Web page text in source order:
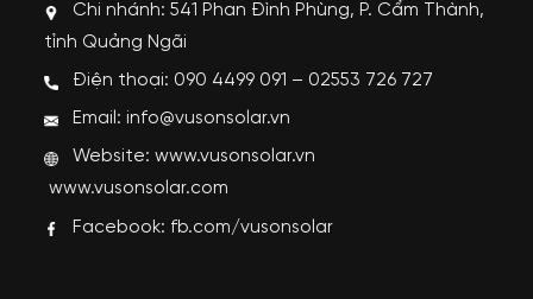
Chi nhánh: 541 Phan Đình Phùng, P. Cẩm Thành,
tỉnh Quảng Ngãi
Điện thoại: 090 4499 091 – 02553 726 727
Email: info@vusonsolar.vn
Website:www.vusonsolar.vn
www.vusonsolar.com
Facebook: fb.com/vusonsolar